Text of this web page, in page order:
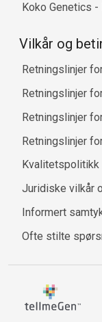
Koko Genetics
Vilkår og
Retningslinjer
Retningslinjer
Retningslinjer
Retningslinjer
Kvalitetspolitikk
Juridiske vilkår
Informert
Ofte stilte